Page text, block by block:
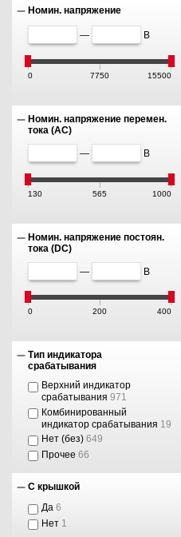
Номин. напряжение
— В
0 7750 15500
Номин. напряжение перемен.
тока (AC)
— В
130 565 1000
Номин. напряжение постоян.
тока (DC)
— В
0 200 400
Тип индикатора
срабатывания
Верхний индикатор
срабатывания 971
Комбинированный
индикатор срабатывания 19
Нет (без) 649
Прочее 66
С крышкой
Да 6
Нет 1